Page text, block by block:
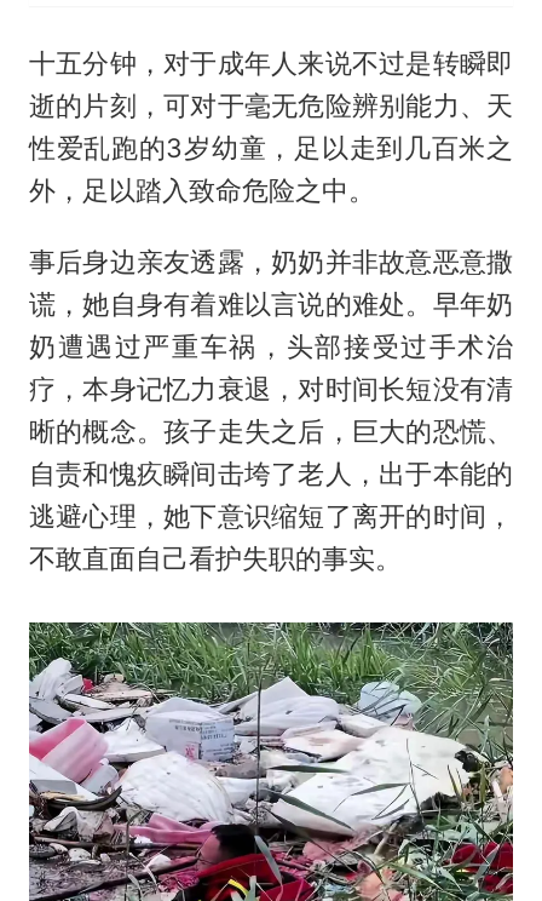
十五分钟，对于成年人来说不过是转瞬即
逝的片刻，可对于毫无危险辨别能力、天
性爱乱跑的3岁幼童，足以走到几百米之
外，足以踏入致命危险之中。
事后身边亲友透露，奶奶并非故意恶意撒
谎，她自身有着难以言说的难处。早年奶
奶遭遇过严重车祸，头部接受过手术治
疗，本身记忆力衰退，对时间长短没有清
晰的概念。孩子走失之后，巨大的恐慌、
自责和愧疚瞬间击垮了老人，出于本能的
逃避心理，她下意识缩短了离开的时间，
不敢直面自己看护失职的事实。